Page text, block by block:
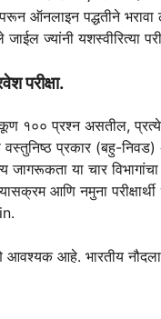
ऑनलाइन पद्धतीने भरावा
ज्यांनी यशस्वीरित्या
परीक्षा.
१०० प्रश्न असतील,
वस्तुनिष्ठ प्रकार (बहु-
जागरूकता या चार
आणि नमुना
आवश्यक आहे. भारतीय